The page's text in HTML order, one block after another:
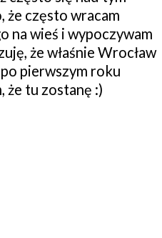
że często wracam
na wieś i wypoczywam
że właśnie Wrocław
pierwszym roku
że tu zostanę :)